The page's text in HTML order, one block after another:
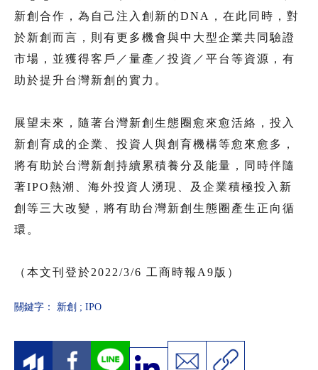
新創合作，為自己注入創新的DNA，在此同時，對
於新創而言，則有更多機會與中大型企業共同驗證
市場，並獲得客戶／量產／投資／平台等資源，有
助於提升台灣新創的實力。
展望未來，隨著台灣新創生態圈愈來愈活絡，投入
新創育成的企業、投資人與創育機構等愈來愈多，
將有助於台灣新創持續累積養分及能量，同時伴隨
著IPO熱潮、海外投資人湧現、及企業積極投入新
創等三大改變，將有助台灣新創生態圈產生正向循
環。
（本文刊登於2022/3/6 工商時報A9版）
關鍵字： 新創 ; IPO